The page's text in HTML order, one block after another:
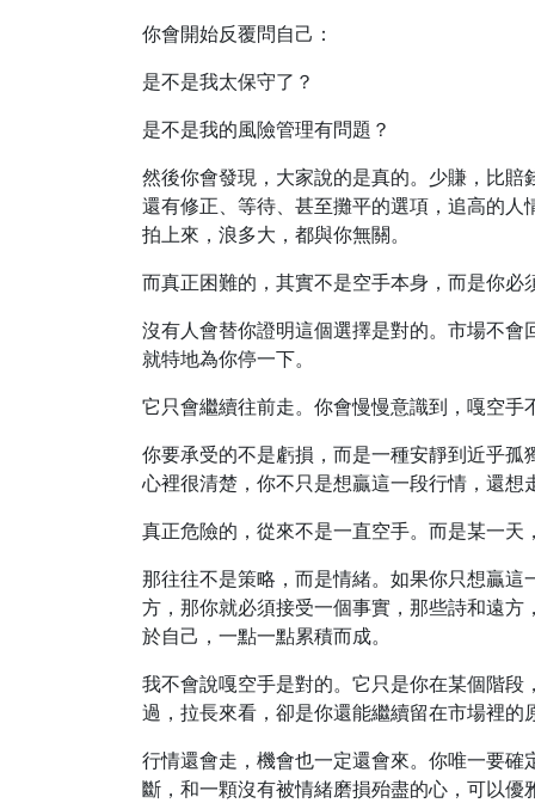
你會開始反覆問自己：
是不是我太保守了？
是不是我的風險管理有問題？
然後你會發現，大家說的是真的。少賺，比
還有修正、等待、甚至攤平的選項，追高的
拍上來，浪多大，都與你無關。
而真正困難的，其實不是空手本身，而是你
沒有人會替你證明這個選擇是對的。市場不
就特地為你停一下。
它只會繼續往前走。你會慢慢意識到，嘎空
你要承受的不是虧損，而是一種安靜到近乎
心裡很清楚，你不只是想贏這一段行情，還想
真正危險的，從來不是一直空手。而是某一
那往往不是策略，而是情緒。如果你只想贏
方，那你就必須接受一個事實，那些詩和遠
於自己，一點一點累積而成。
我不會說嘎空手是對的。它只是你在某個階
過，拉長來看，卻是你還能繼續留在市場裡的
行情還會走，機會也一定還會來。你唯一要
斷，和一顆沒有被情緒磨損殆盡的心，可以優